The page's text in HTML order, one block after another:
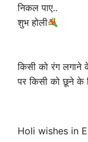
निकल पाए..
शुभ होली
किसी को रंग लगाने
पर किसी को छूने के
Holi wishes in